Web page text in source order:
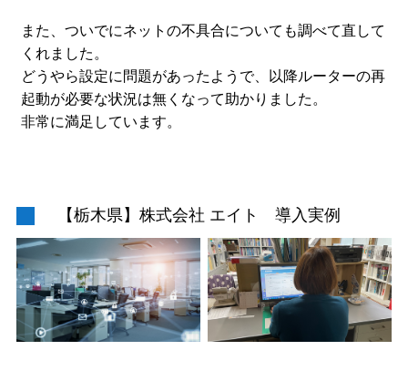
また、ついでにネットの不具合についても調べて直して
くれました。
どうやら設定に問題があったようで、以降ルーターの再
起動が必要な状況は無くなって助かりました。
非常に満足しています。
【栃木県】株式会社 エイト 導入実例